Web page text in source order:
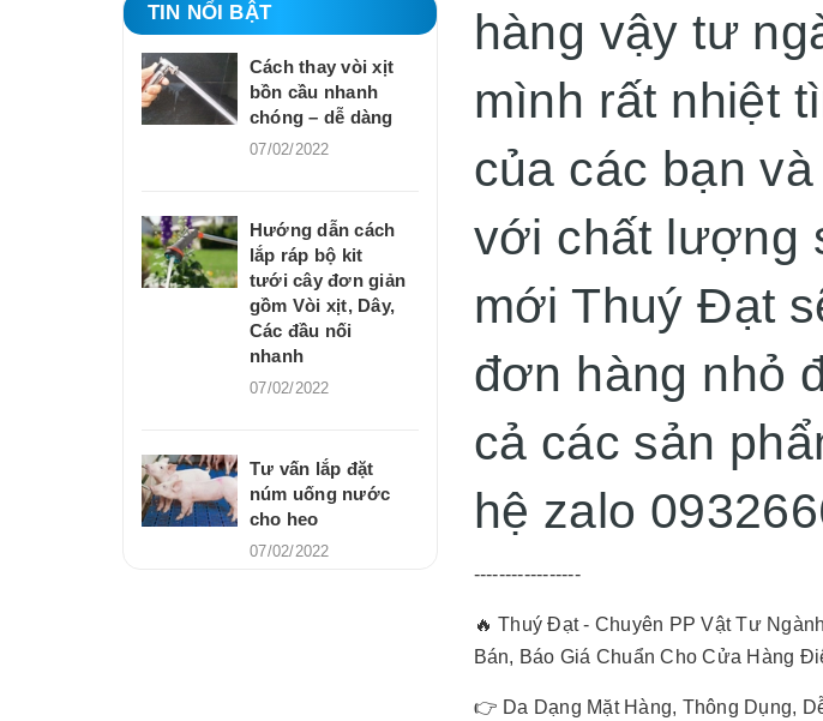
hàng vậy tư
mình rất nhiệt
của các bạn
với chất lượng
mới Thuý Đạt
đơn hàng nhỏ
cả các sản
hệ zalo
-----------------
🔥 Thuý Đạt - Chuyên PP Vật Tư
Bán, Báo Giá Chuẩn Cho Cửa Hàng
👉 Da Dạng Mặt Hàng, Thông Dụng,
TIN NỔI BẬT
Cách thay vòi xịt
bồn cầu nhanh
chóng – dễ dàng
07/02/2022
Hướng dẫn cách
lắp ráp bộ kit
tưới cây đơn giản
gồm Vòi xịt, Dây,
Các đầu nối
nhanh
07/02/2022
Tư vấn lắp đặt
núm uống nước
cho heo
07/02/2022